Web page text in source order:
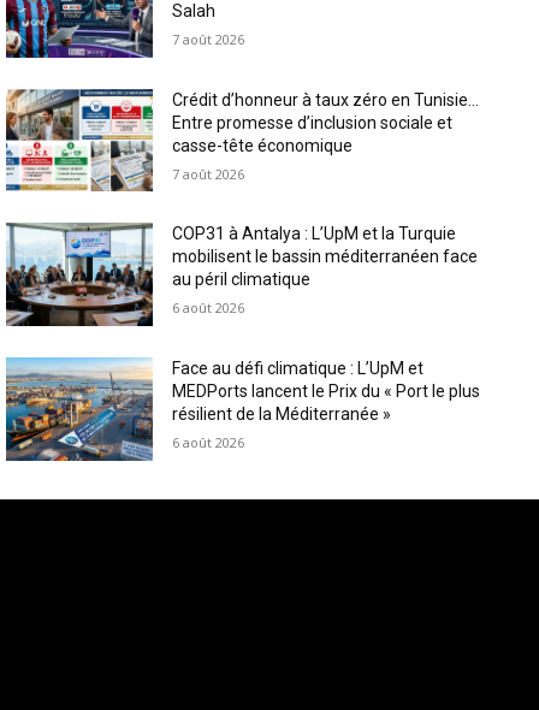
Salah
7 août 2026
Crédit d’honneur à taux zéro en Tunisie…
Entre promesse d’inclusion sociale et
casse-tête économique
7 août 2026
COP31 à Antalya : L’UpM et la Turquie
mobilisent le bassin méditerranéen face
au péril climatique
6 août 2026
Face au défi climatique : L’UpM et
MEDPorts lancent le Prix du « Port le plus
résilient de la Méditerranée »
6 août 2026